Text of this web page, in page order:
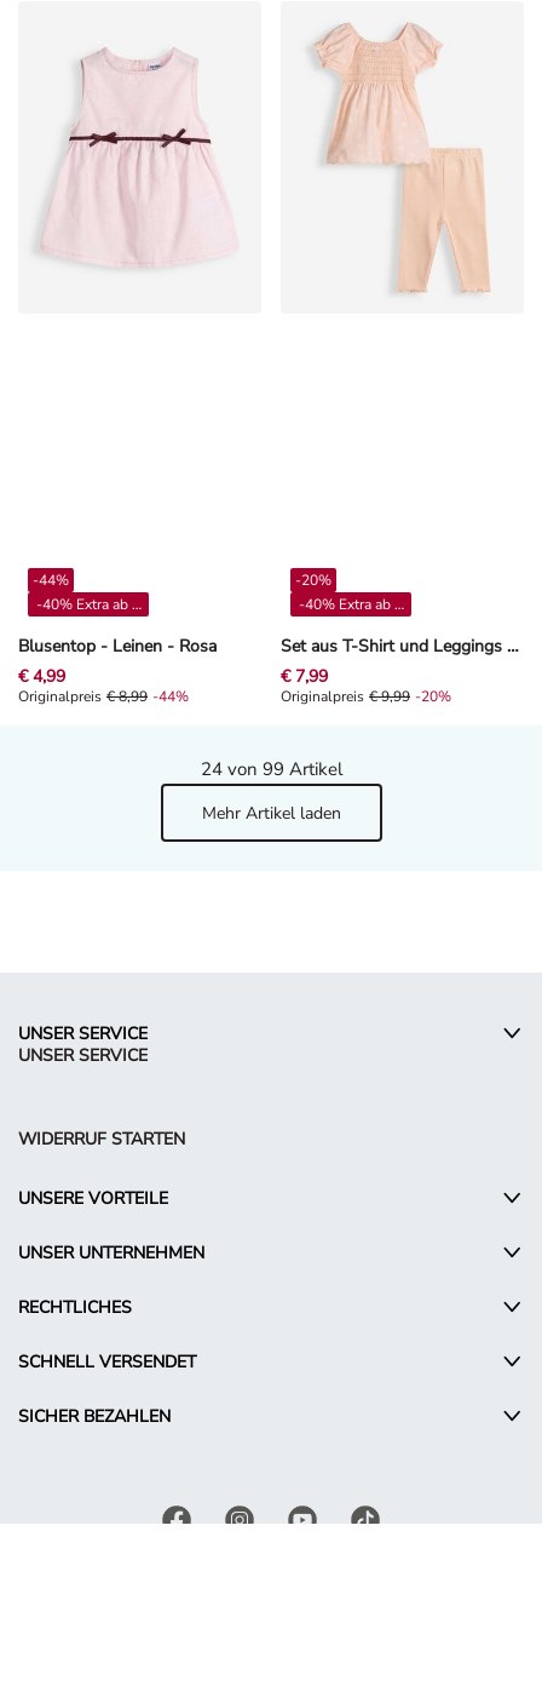
Blusentop - Leinen - Rosa
-44%
-40% Extra ab 4**
€ 4,99
Originalpreis € 8,99, Rabat -44%
Originalpreis € 8,99 -44%
Set aus T-Shirt und Leggings - Allover-Print - Orange
-20%
-40% Extra ab 4**
€ 7,99
Originalpreis € 9,99, Rabat -20%
Originalpreis € 9,99 -20%
24von 99 Artikel
Mehr Artikel laden
UNSER SERVICE
UNSER SERVICE
WIDERRUF STARTEN
UNSERE VORTEILE
UNSER UNTERNEHMEN
RECHTLICHES
SCHNELL VERSENDET
SICHER BEZAHLEN